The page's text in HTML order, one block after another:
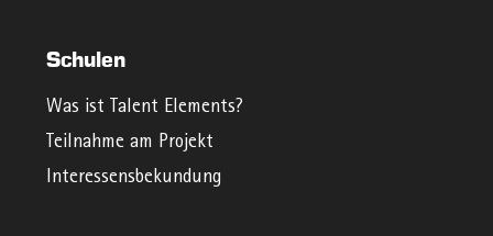
Schulen
Was ist Talent Elements?
Teilnahme am Projekt
Interessensbekundung